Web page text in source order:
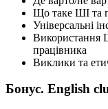
Що таке ШІ та
Універсальні
Використання
працівника
Виклики та
Бонус. English